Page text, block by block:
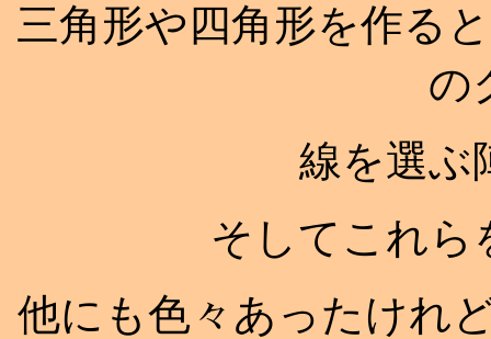
三角形や四角形を作る
の
線を選ぶ
そしてこれら
他にも色々あったけれ